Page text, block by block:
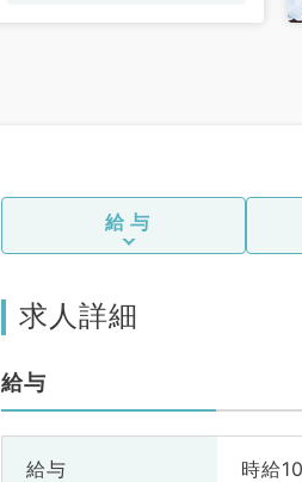
給与
求人詳細
給与
給与 時給